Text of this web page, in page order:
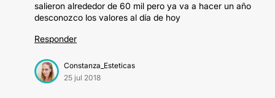
salieron alrededor de 60 mil pero ya va a hacer un año
desconozco los valores al día de hoy
Responder
Constanza_Esteticas
25 jul 2018